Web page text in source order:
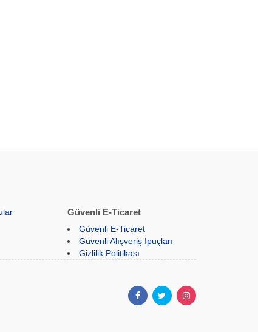
Güvenli E-Ticaret
Güvenli E-Ticaret
Güvenli Alışveriş İpuçları
Gizlilik Politikası